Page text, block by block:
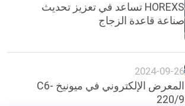
HOREXS تساعد في تعزيز تحديث
صناعة قاعدة الزجاج
2024-09-26
المعرض الإلكتروني في ميونيخ C6-
220/9